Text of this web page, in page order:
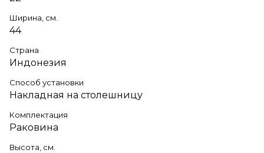
Ширина, см.
44
Страна
Индонезия
Способ установки
Накладная на столешницу
Комплектация
Раковина
Высота, см.